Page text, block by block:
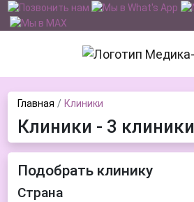
Главная Клиники
Клиники - 3 клиники
Подобрать клинику
Страна